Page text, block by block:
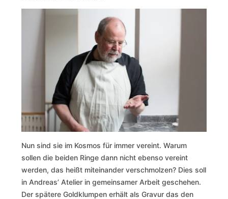
Nun sind sie im Kosmos für immer vereint. Warum
sollen die beiden Ringe dann nicht ebenso vereint
werden, das heißt miteinander verschmolzen? Dies soll
in Andreas’ Atelier in gemeinsamer Arbeit geschehen.
Der spätere Goldklumpen erhält als Gravur das den